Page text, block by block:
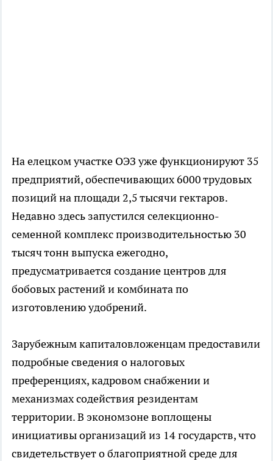
На елецком участке ОЭЗ уже функционируют 35
предприятий, обеспечивающих 6000 трудовых
позиций на площади 2,5 тысячи гектаров.
Недавно здесь запустился селекционно-
семенной комплекс производительностью 30
тысяч тонн выпуска ежегодно,
предусматривается создание центров для
бобовых растений и комбината по
изготовлению удобрений.
Зарубежным капиталовложенцам предоставили
подробные сведения о налоговых
преференциях, кадровом снабжении и
механизмах содействия резидентам
территории. В экономзоне воплощены
инициативы организаций из 14 государств, что
свидетельствует о благоприятной среде для